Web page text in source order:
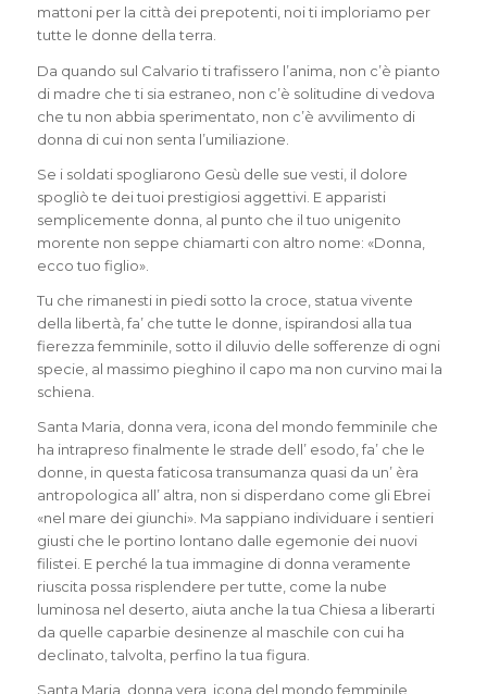
mattoni per la città dei prepotenti, noi ti imploriamo per
tutte le donne della terra.
Da quando sul Calvario ti trafissero l’anima, non c’è pianto
di madre che ti sia estraneo, non c’è solitudine di vedova
che tu non abbia sperimentato, non c’è avvilimento di
donna di cui non senta l’umiliazione.
Se i soldati spogliarono Gesù delle sue vesti, il dolore
spogliò te dei tuoi prestigiosi aggettivi. E apparisti
semplicemente donna, al punto che il tuo unigenito
morente non seppe chiamarti con altro nome: «Donna,
ecco tuo figlio».
Tu che rimanesti in piedi sotto la croce, statua vivente
della libertà, fa’ che tutte le donne, ispirandosi alla tua
fierezza femminile, sotto il diluvio delle sofferenze di ogni
specie, al massimo pieghino il capo ma non curvino mai la
schiena.
Santa Maria, donna vera, icona del mondo femminile che
ha intrapreso finalmente le strade dell’ esodo, fa’ che le
donne, in questa faticosa transumanza quasi da un’ èra
antropologica all’ altra, non si disperdano come gli Ebrei
«nel mare dei giunchi». Ma sappiano individuare i sentieri
giusti che le portino lontano dalle egemonie dei nuovi
filistei. E perché la tua immagine di donna veramente
riuscita possa risplendere per tutte, come la nube
luminosa nel deserto, aiuta anche la tua Chiesa a liberarti
da quelle caparbie desinenze al maschile con cui ha
declinato, talvolta, perfino la tua figura.
Santa Maria, donna vera, icona del mondo femminile